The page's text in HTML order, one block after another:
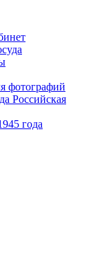
фотографий
Российская
года